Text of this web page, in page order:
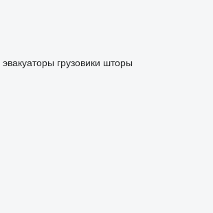
эвакуаторы грузовики шторы